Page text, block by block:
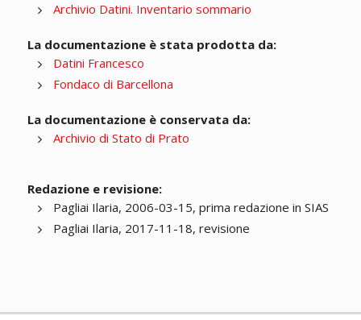
Archivio Datini. Inventario sommario
La documentazione è stata prodotta da:
Datini Francesco
Fondaco di Barcellona
La documentazione è conservata da:
Archivio di Stato di Prato
Redazione e revisione:
Pagliai Ilaria, 2006-03-15, prima redazione in SIAS
Pagliai Ilaria, 2017-11-18, revisione